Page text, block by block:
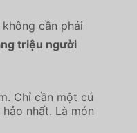
cần phải
triệu người
Chỉ cần một cú
nhất. Là món